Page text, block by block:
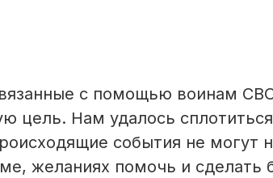
с помощью воинам
цель. Нам удалось
события не могут
желаниях помочь и сделать